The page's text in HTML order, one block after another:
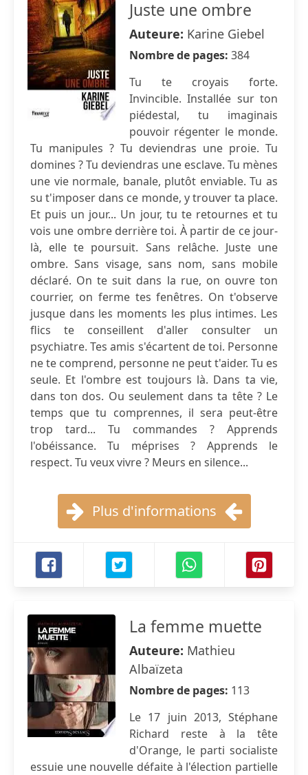
Juste une ombre
Auteure: Karine Giebel
Nombre de pages: 384
Tu te croyais forte.
Invincible. Installée sur ton
piédestal, tu imaginais
pouvoir régenter le monde.
Tu manipules ? Tu deviendras une proie. Tu
domines ? Tu deviendras une esclave. Tu mènes
une vie normale, banale, plutôt enviable. Tu as
su t'imposer dans ce monde, y trouver ta place.
Et puis un jour... Un jour, tu te retournes et tu
vois une ombre derrière toi. À partir de ce jour-
là, elle te poursuit. Sans relâche. Juste une
ombre. Sans visage, sans nom, sans mobile
déclaré. On te suit dans la rue, on ouvre ton
courrier, on ferme tes fenêtres. On t'observe
jusque dans les moments les plus intimes. Les
flics te conseillent d'aller consulter un
psychiatre. Tes amis s'écartent de toi. Personne
ne te comprend, personne ne peut t'aider. Tu es
seule. Et l'ombre est toujours là. Dans ta vie,
dans ton dos. Ou seulement dans ta tête ? Le
temps que tu comprennes, il sera peut-être
trop tard... Tu commandes ? Apprends
l'obéissance. Tu méprises ? Apprends le
respect. Tu veux vivre ? Meurs en silence...
Plus d'informations
La femme muette
Auteure: Mathieu
Albaïzeta
Nombre de pages: 113
Le 17 juin 2013, Stéphane
Richard reste à la tête
d'Orange, le parti socialiste
essuie une nouvelle défaite à l'élection partielle